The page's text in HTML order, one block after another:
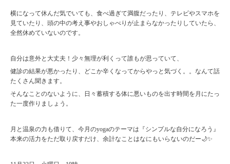
横になって休んだ気でいても、食べ過ぎて満腹だったり、テレビやスマホを
見ていたり、頭の中の考え事やおしゃべりが止まらなかったりしていたら、
全然休めていないのです。
自分は意外と大丈夫！少々無理が利くって誰もが思っていて、
健診の結果が悪かったり、どこか辛くなってからやっと気づく。。なんて話
たくさん聞きます。
そんなことのないように、日々蓄積する体に悪いものを出す時間を月にたっ
た一度作りましょう。
月と温泉の力も借りて、今月のyogaのテーマは『シンプルな自分になろう』
本来の活力をただ取り戻すだけ、余計なことはなにもいらないのだー🌙✨